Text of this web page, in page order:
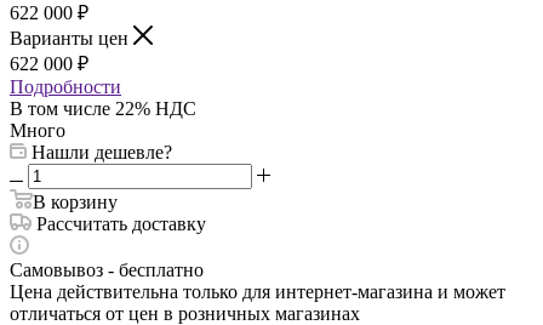
622 000 ₽
Варианты цен
622 000 ₽
Подробности
В том числе 22% НДС
Много
Нашли дешевле?
В корзину
Рассчитать доставку
Самовывоз - бесплатно
Цена действительна только для интернет-магазина и может
отличаться от цен в розничных магазинах